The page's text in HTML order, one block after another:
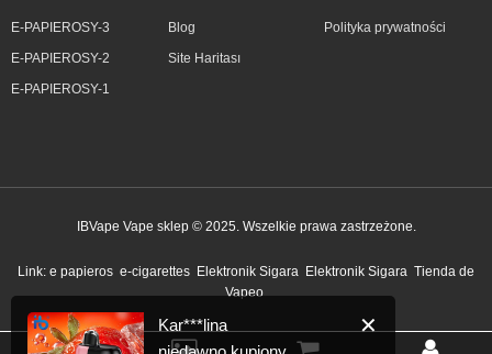
E-PAPIEROSY-3
E-PAPIEROSY-2
E-PAPIEROSY-1
Blog
Site Haritası
Polityka prywatności
IBVape Vape sklep © 2025. Wszelkie prawa zastrzeżone.
Link: e papieros e-cigarettes Elektronik Sigara Elektronik Sigara Tienda de
Vapeo
niedawno kupiony
1 godzinę temu